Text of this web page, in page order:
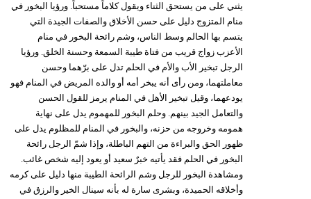
يثني على من يستحق الثناء ويقول كلاماً مستحباً. ورؤيا البخور في
منام المتزوج دليل على حسن الأخلاق والصفات الجيدة التي
يتسم بها الحالم وسط الناس، وشم رائحة البخور في منام
الأعزب زواج قريب من فتاة طيبة السمعة وحسنة الخلق. ورؤيا
الرجل تبخير الأب والأم في الحلم تدل على برّهما وحسن
معاملتهما، ومن رأى أنه يبخر أمه أو والده المريض في المنام فهو
يودعهما، وقيل تبخير الأهل في المنام يرمز للقول الحسن
والتعامل الجيد بينهم. وحلم البخور للمهموم يدل على نهاية
همومه وخروجه من حزنه، والبخور في المنام للمظلوم يدل على
ظهور الحق والبراءة من التهم الباطلة، وإذا شمّ الرجل رائحة
البخور في الحلم فقد يأتيه خبرٌ سعيد أو يعود إليه شخص غائب.
ومشاهدة البخور للرجل وشم الرائحة الطيبة منها دليل على كرمه
وأخلاقه الحميدة، وبشرى سارة له بأنه سينال الخير والرزق في